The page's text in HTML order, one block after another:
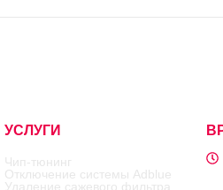
УСЛУГИ
Чип-тюнинг
Отключение системы Adblue
Удаление сажевого фильтра